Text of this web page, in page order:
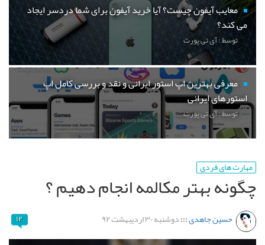
معایب آیفون چیست؟ آیا خرید آیفون برای شما دردسر ایجاد
می کند؟
توسط : آی تی پورت
معرفی بهترین اپ استور ایرانی و نقد و بررسی کامل اپ
استورهای ایرانی
توسط : آی تی پورت
مهارت های فردی
چگونه بهتر مکالمه انجام دهیم ؟
حسین جاهدی:::دوشنبه ۳۰ اردیبهشت ۹۲ ۱۲